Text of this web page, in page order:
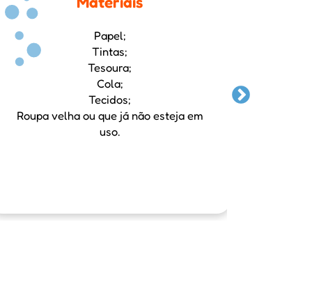
Papel;
Tintas;
Tesoura;
Cola;
Tecidos;
Roupa velha ou que já não esteja em
uso.